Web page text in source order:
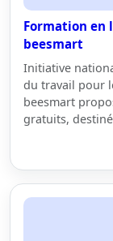
Formation
beesmart
Initiative
du travail pour
beesmart
gratuits,